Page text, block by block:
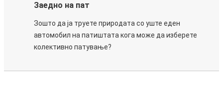
Заедно на пат
Зошто да ја труете природата со уште еден
автомобил на патиштата кога може да изберете
колективно патување?